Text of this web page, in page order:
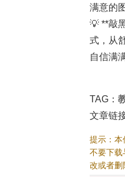
满意的
💡 **敲
式，从
自信满
TAG：
文章链
提示：本
不要下载
改或者删